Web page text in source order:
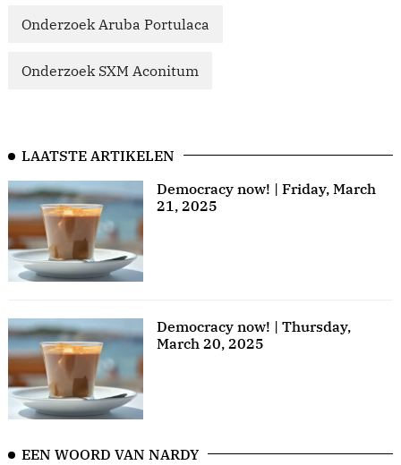
Onderzoek Aruba Portulaca
Onderzoek SXM Aconitum
LAATSTE ARTIKELEN
Democracy now! | Friday, March
21, 2025
Democracy now! | Thursday,
March 20, 2025
EEN WOORD VAN NARDY